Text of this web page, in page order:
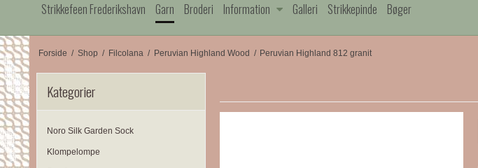
Strikkefeen Frederikshavn Garn Broderi Information Galleri Strikkepinde Bøger
Forside / Shop / Filcolana / Peruvian Highland Wood / Peruvian Highland 812 granit
Kategorier
Noro Silk Garden Sock
Klompelompe